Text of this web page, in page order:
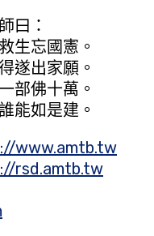
曰：
忘國憲。
出家願。
佛十萬。
如是建。
www.amtb.tw
rsd.amtb.tw